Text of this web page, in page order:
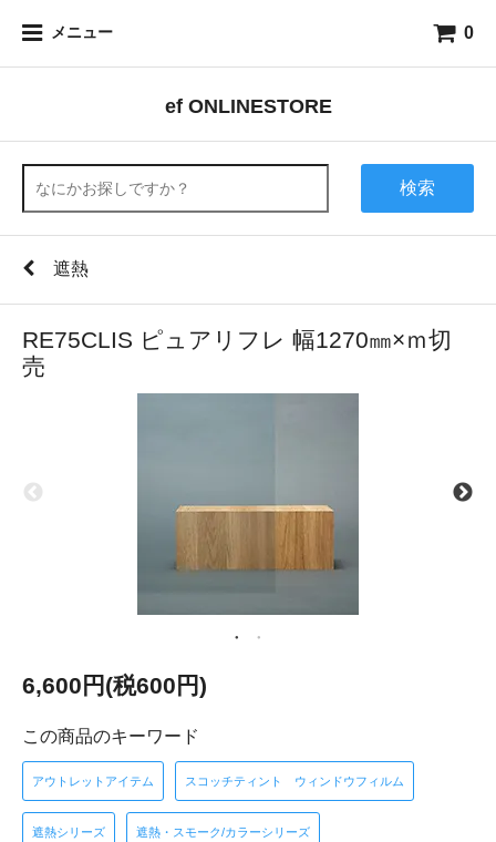
メニュー 0
ef ONLINESTORE
検索
遮熱
RE75CLIS ピュアリフレ 幅1270㎜×ｍ切
売
6,600円(税600円)
この商品のキーワード
アウトレットアイテム スコッチティント ウィンドウフィルム
遮熱シリーズ 遮熱・スモーク/カラーシリーズ